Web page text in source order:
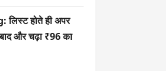
होते ही अपर
और चढ़ा ₹96 का